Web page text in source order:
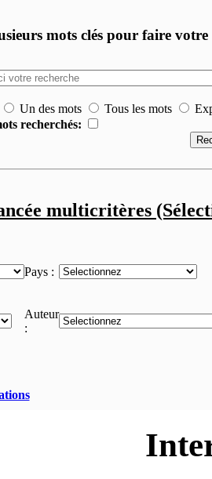
mots clés pour faire votre
Un des mots Tous les mots
recherchés:
multicritères
Pays :
Auteur
: